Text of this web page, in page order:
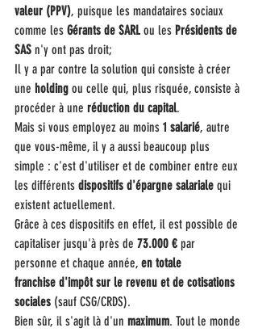
valeur (PPV), puisque les mandataires sociaux
comme les Gérants de SARL ou les Présidents de
SAS n'y ont pas droit;
Il y a par contre la solution qui consiste à créer
une holding ou celle qui, plus risquée, consiste à
procéder à une réduction du capital.
Mais si vous employez au moins 1 salarié, autre
que vous-même, il y a aussi beaucoup plus
simple : c'est d'utiliser et de combiner entre eux
les différents dispositifs d'épargne salariale qui
existent actuellement.
Grâce à ces dispositifs en effet, il est possible de
capitaliser jusqu'à près de 73.000 € par
personne et chaque année, en totale
franchise d'impôt sur le revenu et de cotisations
sociales (sauf CSG/CRDS).
Bien sûr, il s'agit là d'un maximum. Tout le monde